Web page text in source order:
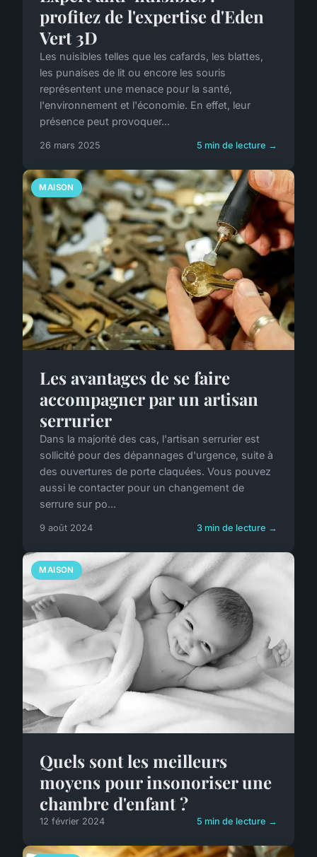
profitez de l'expertise d'Eden
Vert 3D
Les nuisibles telles que les cafards, les blattes,
les punaises de lit ou encore les souris
représentent une menace pour la santé,
l'environnement et l'économie. En effet, leur
présence peut provoquer...
26 mars 2025 5 min de lecture →
MAISON
Les avantages de se faire
accompagner par un artisan
serrurier
Dans la majorité des cas, l'artisan serrurier est
sollicité pour des dépannages d'urgence, suite à
des ouvertures de porte claquées. Vous pouvez
aussi le contacter pour un changement de
serrure sur po...
9 août 2024 3 min de lecture →
MAISON
Quels sont les meilleurs
moyens pour insonoriser une
chambre d'enfant ?
12 février 2024 5 min de lecture →